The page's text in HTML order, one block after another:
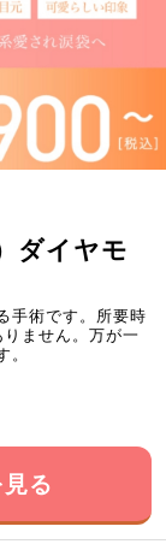
ダイヤモ
手術です。所要時
ません。万が一
る